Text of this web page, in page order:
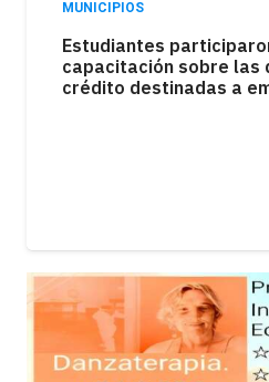
MUNICIPIOS
Los kioscos atraviesan
las ventas como